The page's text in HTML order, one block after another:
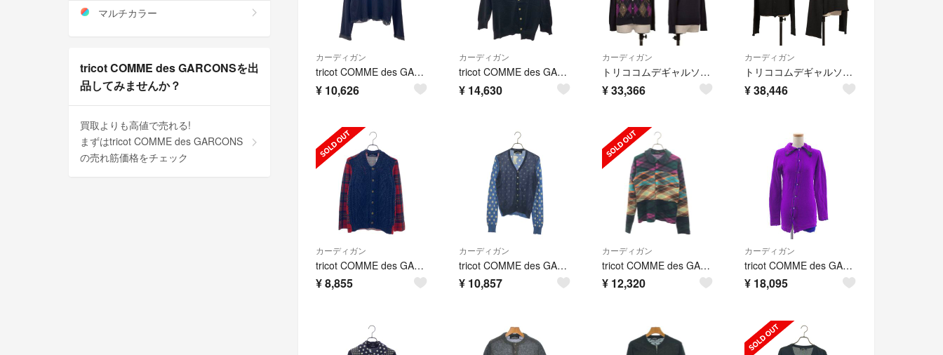
カーディガン
tricot COMME des GARCONS / トリココムデギャルソン | 2008AW | ウール シアー 切替 クルーネック カーディガン | ネイビー | レディース
¥ 10,626
カーディガン
tricot COMME des GARCONS / トリココムデギャルソン | 2007AW | ウール 丸襟 捻れ カーディガン | ブラック | レディース
¥ 14,630
カーディガン
トリココムデギャルソンtricot COMME des GARCONS スパンコール装飾アーガイルニットカーディガン 紺紫茶M位
¥33,366
カーディガン
トリココムデギャルソンtricot COMME des GARCONS エンブレムエンブロイダリーニットカーディガン 黒L位
¥38,446
カーディガン
tricot COMME des GARCONS / トリココムデギャルソン | 2011AW | ウール 金ボタン ケーブル ニット カーディガン | レッド/ネイビー | レディース
¥8,855
カーディガン
tricot COMME des GARCONS / トリココムデギャルソン | 2013SS | ドット 切替 カーディガン | ネイビー/ブルー | レディース
¥ 10,857
カーディガン
tricot COMME des GARCONS / トリココムデギャルソン | 2000AW | ウール 総柄 パッチワーク 丸襟 ニット カーディガン | マルチカラー | レディース
¥ 12,320
カーディガン
tricot COMME des GARCONS / トリココムデギャルソン | 2003AW | ウール 縮絨 レイヤード ニット カーディガン ジャケット | パープル | レディース
¥ 18,095
マルチカラー
tricot COMME des GARCONSを出
品してみませんか？
買取よりも高値で売れる!
まずはtricot COMME des GARCONS
の売れ筋価格をチェック